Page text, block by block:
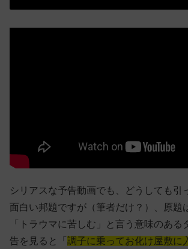
シリアスな予告動画でも、どうしても引
面白い邦題ですが（筆者だけ？）、原題
「トラウマに苦しむ」と言う意味のある
告を見ると「 調子に乗ってお化け屋敷に